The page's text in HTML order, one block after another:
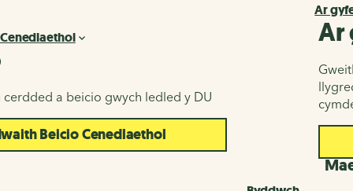
a beicio gwych ledled y DU
Beicio Cenedlaethol
Ar
Ar